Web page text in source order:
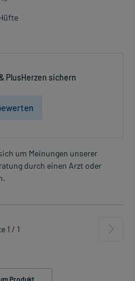
PlusHerzen sichern
um Meinungen unserer
durch einen Arzt oder
1 / 1
Produkt